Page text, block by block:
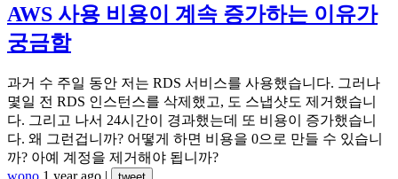
AWS 사용 비용이 계속 증가하는 이유가
궁금함
과거 수 주일 동안 저는 RDS 서비스를 사용했습니다. 그러나
몇일 전 RDS 인스턴스를 삭제했고, 도 스냅샷도 제거했습니
다. 그리고 나서 24시간이 경과했는데 또 비용이 증가했습니
다. 왜 그런겁니까? 어떻게 하면 비용을 0으로 만들 수 있습니
까? 아예 계정을 제거해야 됩니까?
wono 1 year ago |